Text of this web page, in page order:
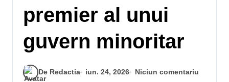
premier al unui
guvern minoritar
De Redactia iun. 24, 2026 Niciun comentariu